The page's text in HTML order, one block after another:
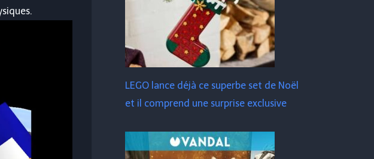
LEGO lance déjà ce superbe set de Noël
et il comprend une surprise exclusive